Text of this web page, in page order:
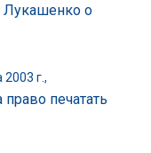
Лукашенко о
2003 г.,
печатать